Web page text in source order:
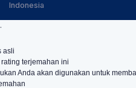
Indonesia
.
asli
terjemahan ini
Anda akan digunakan untuk